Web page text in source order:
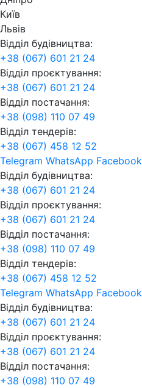
Київ
Львів
Відділ будівництва:
+38 (067) 601 21 24
Відділ проєктування:
+38 (067) 601 21 24
Відділ постачання:
+38 (098) 110 07 49
Відділ тендерів:
+38 (067) 458 12 52
Telegram WhatsApp Facebook
Відділ будівництва:
+38 (067) 601 21 24
Відділ проєктування:
+38 (067) 601 21 24
Відділ постачання:
+38 (098) 110 07 49
Відділ тендерів:
+38 (067) 458 12 52
Telegram WhatsApp Facebook
Відділ будівництва:
+38 (067) 601 21 24
Відділ проєктування:
+38 (067) 601 21 24
Відділ постачання:
+38 (098) 110 07 49